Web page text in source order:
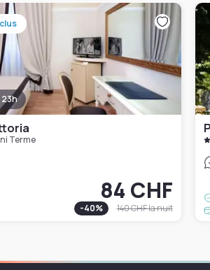
23h
Terme
84 CHF
-40% 140 CHFla nuit